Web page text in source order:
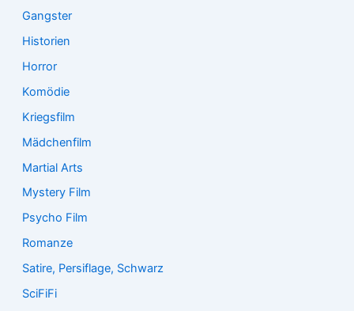
Gangster
Historien
Horror
Komödie
Kriegsfilm
Mädchenfilm
Martial Arts
Mystery Film
Psycho Film
Romanze
Satire, Persiflage, Schwarz
SciFiFi